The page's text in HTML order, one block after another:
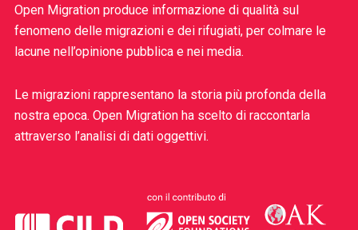
Open Migration produce informazione di qualità sul
fenomeno delle migrazioni e dei rifugiati, per colmare le
lacune nell’opinione pubblica e nei media.
Le migrazioni rappresentano la storia più profonda della
nostra epoca. Open Migration ha scelto di raccontarla
attraverso l’analisi di dati oggettivi.